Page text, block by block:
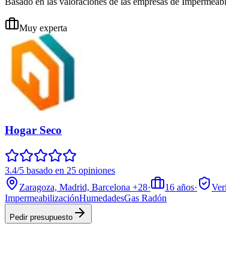
Muy experta
Hogar Seco
3.4/5 basado en 25 opiniones
Zaragoza, Madrid, Barcelona +28· 16 años·
ImpermeabilizaciónHumedadesGas Radón
Pedir presupuesto